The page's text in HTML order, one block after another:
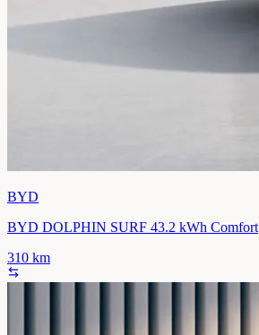
BYD
BYD DOLPHIN SURF 43.2 kWh Comfort
310 km